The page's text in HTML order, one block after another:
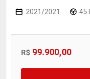
2021/2021
R$ 99.900,00